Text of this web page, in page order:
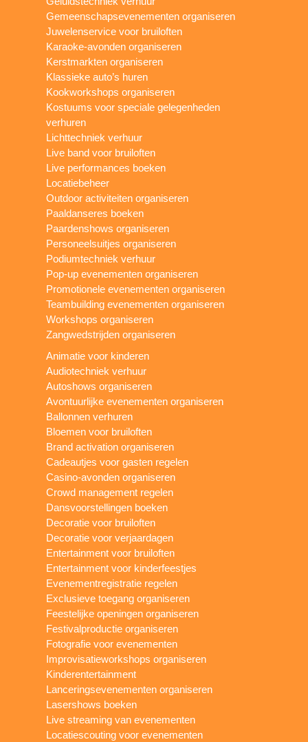
Gemeenschapsevenementen organiseren
Juwelenservice voor bruiloften
Karaoke-avonden organiseren
Kerstmarkten organiseren
Klassieke auto’s huren
Kookworkshops organiseren
Kostuums voor speciale gelegenheden
verhuren
Lichttechniek verhuur
Live band voor bruiloften
Live performances boeken
Locatiebeheer
Outdoor activiteiten organiseren
Paaldanseres boeken
Paardenshows organiseren
Personeelsuitjes organiseren
Podiumtechniek verhuur
Pop-up evenementen organiseren
Promotionele evenementen organiseren
Teambuilding evenementen organiseren
Workshops organiseren
Zangwedstrijden organiseren
Animatie voor kinderen
Audiotechniek verhuur
Autoshows organiseren
Avontuurlijke evenementen organiseren
Ballonnen verhuren
Bloemen voor bruiloften
Brand activation organiseren
Cadeautjes voor gasten regelen
Casino-avonden organiseren
Crowd management regelen
Dansvoorstellingen boeken
Decoratie voor bruiloften
Decoratie voor verjaardagen
Entertainment voor bruiloften
Entertainment voor kinderfeestjes
Evenementregistratie regelen
Exclusieve toegang organiseren
Feestelijke openingen organiseren
Festivalproductie organiseren
Fotografie voor evenementen
Improvisatieworkshops organiseren
Kinderentertainment
Lanceringsevenementen organiseren
Lasershows boeken
Live streaming van evenementen
Locatiescouting voor evenementen